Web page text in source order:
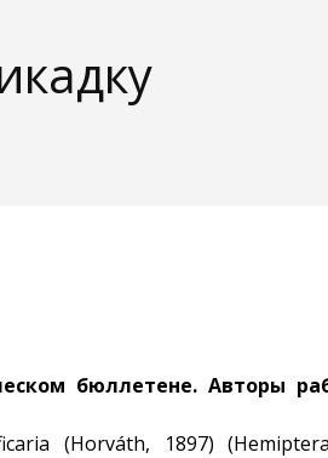
бюллетене. Авторы
(Horváth, 1897)